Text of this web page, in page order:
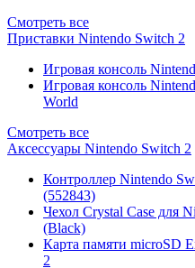
Смотреть все
Приставки Nintendo Switch 2
Игровая консоль
Игровая консоль
World
Смотреть все
Аксессуары Nintendo Switch 2
Контроллер Nintendo
(552843)
Чехол Сrystal Сase для
(Black)
Карта памяти microSD
2